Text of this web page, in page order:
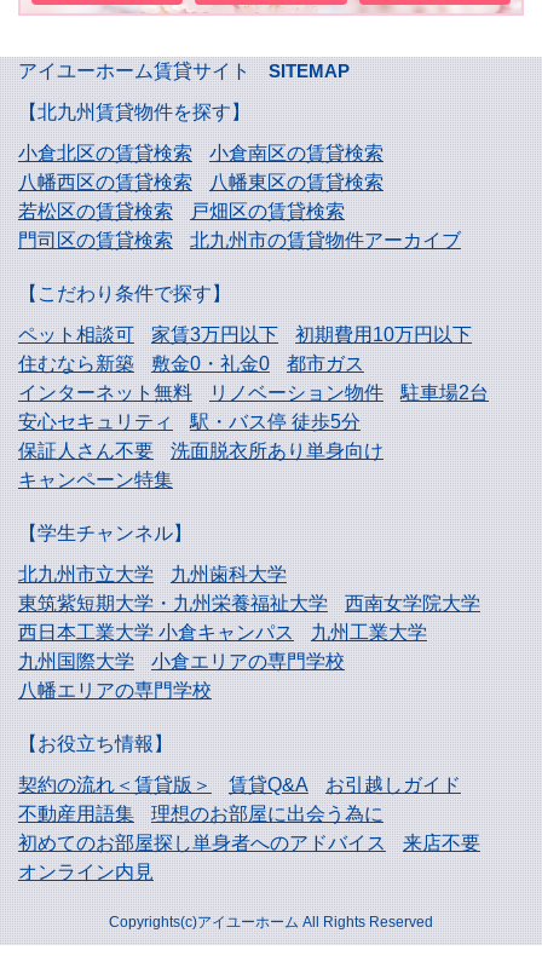
アイユーホーム賃貸サイト
SITEMAP
【北九州賃貸物件を探す】
小倉北区の賃貸検索
小倉南区の賃貸検索
八幡西区の賃貸検索
八幡東区の賃貸検索
若松区の賃貸検索
戸畑区の賃貸検索
門司区の賃貸検索
北九州市の賃貸物件アーカイブ
【こだわり条件で探す】
ペット相談可
家賃3万円以下
初期費用10万円以下
住むなら新築
敷金0・礼金0
都市ガス
インターネット無料
リノベーション物件
駐車場2台
安心セキュリティ
駅・バス停 徒歩5分
保証人さん不要
洗面脱衣所あり単身向け
キャンペーン特集
【学生チャンネル】
北九州市立大学
九州歯科大学
東筑紫短期大学・九州栄養福祉大学
西南女学院大学
西日本工業大学小倉キャンパス
九州工業大学
九州国際大学
小倉エリアの専門学校
八幡エリアの専門学校
【お役立ち情報】
契約の流れ＜賃貸版＞
賃貸Q&A
お引越しガイド
不動産用語集
理想のお部屋に出会う為に
初めてのお部屋探し単身者へのアドバイス
来店不要
オンライン内見
Copyrights(c)アイユーホーム All Rights Reserved